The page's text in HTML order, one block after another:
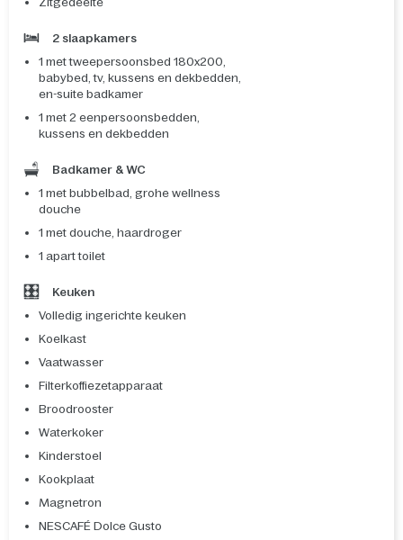
2 slaapkamers
1 met tweepersoonsbed 180x200,
babybed, tv, kussens en dekbedden,
en-suite badkamer
1 met 2 eenpersoonsbedden,
kussens en dekbedden
Badkamer & WC
1 met bubbelbad, grohe wellness
douche
1 met douche, haardroger
1 apart toilet
Keuken
Volledig ingerichte keuken
Koelkast
Vaatwasser
Filterkoffiezetapparaat
Broodrooster
Waterkoker
Kinderstoel
Kookplaat
Magnetron
NESCAFÉ Dolce Gusto